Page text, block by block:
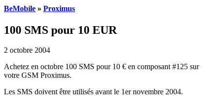
BeMobile » Proximus
100 SMS pour 10 EUR
2 octobre 2004
Achetez en octobre 100 SMS pour 10 € en composant #125 sur
votre GSM Proximus.
Les SMS doivent être utilisés avant le 1er novembre 2004.